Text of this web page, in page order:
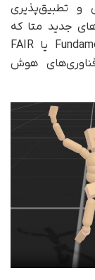
و تطبیق‌پذیری
جدید متا که
تحت برنامه تحقیقاتی Fundamental AI Research یا FAIR
هوش